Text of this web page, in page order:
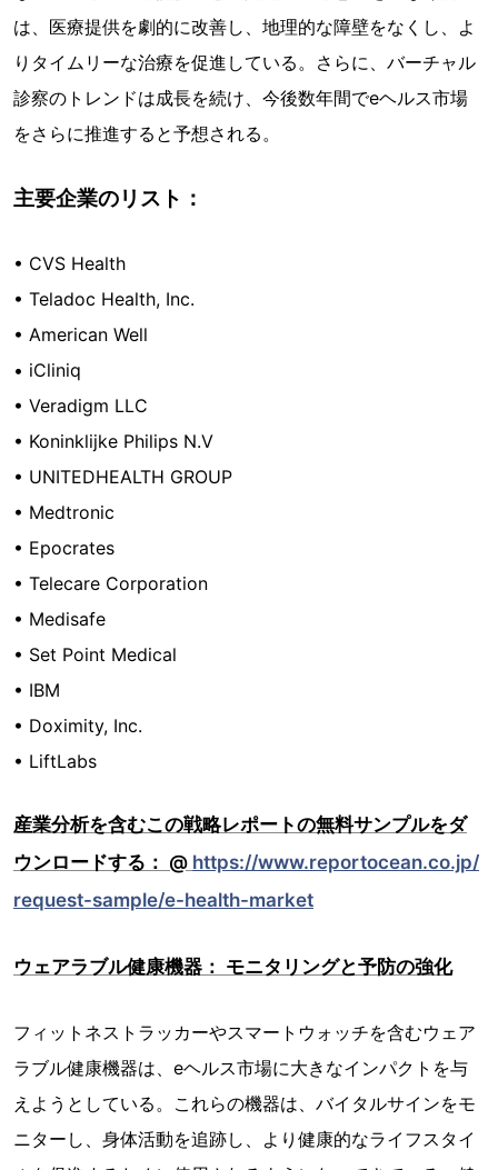
は、医療提供を劇的に改善し、地理的な障壁をなくし、よ
りタイムリーな治療を促進している。さらに、バーチャル
診察のトレンドは成長を続け、今後数年間でeヘルス市場
をさらに推進すると予想される。
主要企業のリスト：
• CVS Health
• Teladoc Health, Inc.
• American Well
• iCliniq
• Veradigm LLC
• Koninklijke Philips N.V
• UNITEDHEALTH GROUP
• Medtronic
• Epocrates
• Telecare Corporation
• Medisafe
• Set Point Medical
• IBM
• Doximity, Inc.
• LiftLabs
産業分析を含むこの戦略レポートの無料サンプルをダ
ウンロードする： @ https://www.reportocean.co.jp/
request-sample/e-health-market
ウェアラブル健康機器： モニタリングと予防の強化
フィットネストラッカーやスマートウォッチを含むウェア
ラブル健康機器は、eヘルス市場に大きなインパクトを与
えようとしている。これらの機器は、バイタルサインをモ
ニターし、身体活動を追跡し、より健康的なライフスタイ